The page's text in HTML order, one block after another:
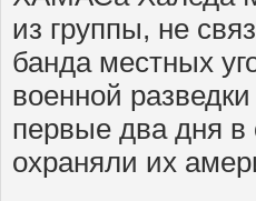
из группы, не
банда местных
военной
первые два дня в
охраняли их